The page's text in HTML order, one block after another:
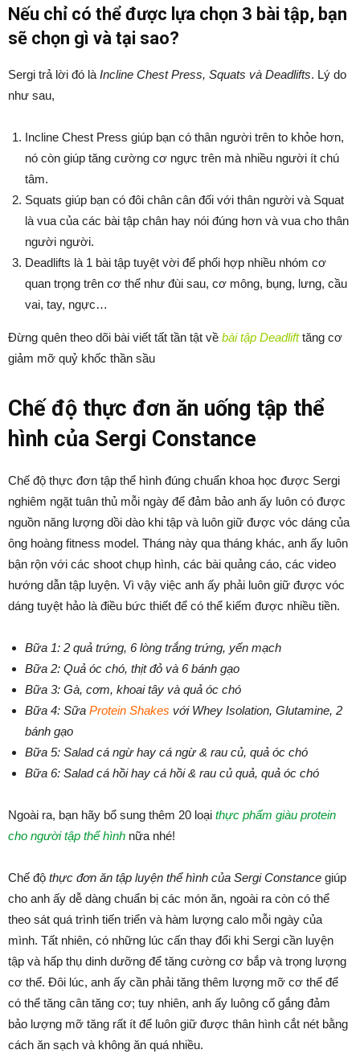
Nếu chỉ có thể được lựa chọn 3 bài tập, bạn
sẽ chọn gì và tại sao?
Sergi trả lời đó là Incline Chest Press, Squats và Deadlifts. Lý do
như sau,
Incline Chest Press giúp bạn có thân người trên to khỏe hơn,
nó còn giúp tăng cường cơ ngực trên mà nhiều người ít chú
tâm.
Squats giúp bạn có đôi chân cân đối với thân người và Squat
là vua của các bài tập chân hay nói đúng hơn và vua cho thân
người người.
Deadlifts là 1 bài tập tuyệt vời để phối hợp nhiều nhóm cơ
quan trọng trên cơ thể như đùi sau, cơ mông, bụng, lưng, cầu
vai, tay, ngực…
Đừng quên theo dõi bài viết tất tần tật về bài tập Deadlifttăng cơ
giảm mỡ quỷ khốc thần sầu
Chế độ thực đơn ăn uống tập thể
hình của Sergi Constance
Chế độ thực đơn tập thể hình đúng chuẩn khoa học được Sergi
nghiêm ngặt tuân thủ mỗi ngày để đảm bảo anh ấy luôn có được
nguồn năng lượng dồi dào khi tập và luôn giữ được vóc dáng của
ông hoàng fitness model. Tháng này qua tháng khác, anh ấy luôn
bận rộn với các shoot chụp hình, các bài quảng cáo, các video
hướng dẫn tập luyện. Vì vậy việc anh ấy phải luôn giữ được vóc
dáng tuyệt hảo là điều bức thiết để có thể kiếm được nhiều tiền.
Bữa 1: 2 quả trứng, 6 lòng trắng trứng, yến mạch
Bữa 2: Quả óc chó, thịt đỏ và 6 bánh gạo
Bữa 3: Gà, cơm, khoai tây và quả óc chó
Bữa 4: Sữa Protein Shakes với Whey Isolation, Glutamine, 2
bánh gạo
Bữa 5: Salad cá ngừ hay cá ngừ & rau củ, quả óc chó
Bữa 6: Salad cá hồi hay cá hồi & rau củ quả, quả óc chó
Ngoài ra, bạn hãy bổ sung thêm 20 loại thực phẩm giàu protein
cho người tập thể hình nữa nhé!
Chế độ thực đơn ăn tập luyện thể hình của Sergi Constance giúp
cho anh ấy dễ dàng chuẩn bị các món ăn, ngoài ra còn có thể
theo sát quá trình tiến triển và hàm lượng calo mỗi ngày của
mình. Tất nhiên, có những lúc cấn thay đổi khi Sergi cần luyện
tập và hấp thụ dinh dưỡng để tăng cường cơ bắp và trọng lượng
cơ thể. Đôi lúc, anh ấy cần phải tăng thêm lượng mỡ cơ thể để
có thể tăng cân tăng cơ; tuy nhiên, anh ấy luông cố gắng đảm
bảo lượng mỡ tăng rất ít để luôn giữ được thân hình cắt nét bằng
cách ăn sạch và không ăn quá nhiều.